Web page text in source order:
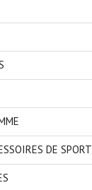
DE SPORT